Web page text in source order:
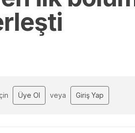
Üye Ol veya Giriş Yap